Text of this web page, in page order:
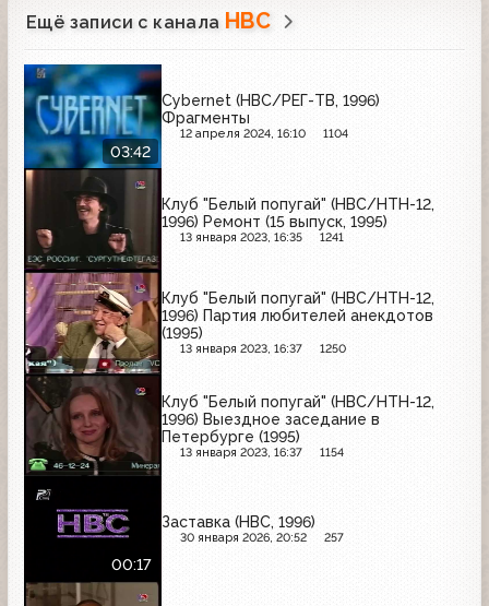
Ещё записи с канала НВС
03:42
Cybernet (НВС/РЕГ-ТВ, 1996)
Фрагменты
12 апреля 2024, 16:10 1104
Клуб "Белый попугай" (НВС/НТН-12,
1996) Ремонт (15 выпуск, 1995)
13 января 2023, 16:35 1241
Клуб "Белый попугай" (НВС/НТН-12,
1996) Партия любителей анекдотов
(1995)
13 января 2023, 16:37 1250
Клуб "Белый попугай" (НВС/НТН-12,
1996) Выездное заседание в
Петербурге (1995)
13 января 2023, 16:37 1154
00:17
Заставка (НВС, 1996)
30 января 2026, 20:52 257